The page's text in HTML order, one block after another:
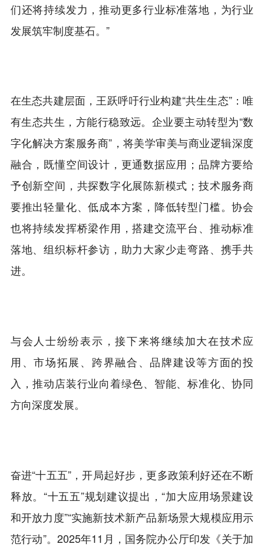
们还将持续发力，推动更多行业标准落地，为行业
发展筑牢制度基石。”
在生态共建层面，王跃呼吁行业构建“共生生态”：唯
有生态共生，方能行稳致远。企业要主动转型为“数
字化解决方案服务商”，将美学审美与商业逻辑深度
融合，既懂空间设计，更通数据应用；品牌方要给
予创新空间，共探数字化展陈新模式；技术服务商
要推出轻量化、低成本方案，降低转型门槛。协会
也将持续发挥桥梁作用，搭建交流平台、推动标准
落地、组织标杆参访，助力大家少走弯路、携手共
进。
与会人士纷纷表示，接下来将继续加大在技术应
用、市场拓展、跨界融合、品牌建设等方面的投
入，推动店装行业向着绿色、智能、标准化、协同
方向深度发展。
奋进“十五五”，开局起好步，更多政策利好还在不断
释放。“十五五”规划建议提出，“加大应用场景建设
和开放力度”“实施新技术新产品新场景大规模应用示
范行动”。2025年11月，国务院办公厅印发《关于加